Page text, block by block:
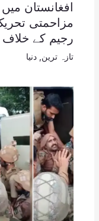
افغانستان
مزاحمتی
رجیم کے خلاف
تازہ ترین دنیا